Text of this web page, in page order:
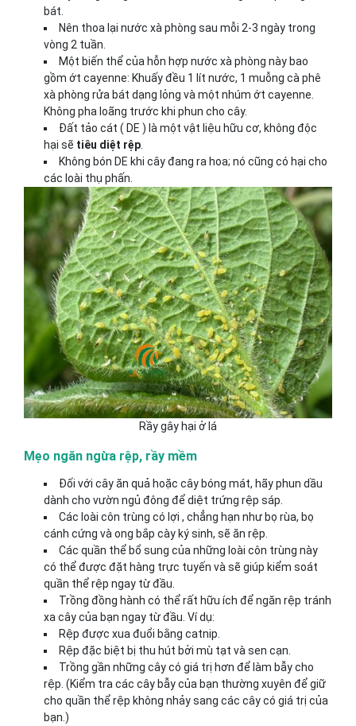
bát.
Nên thoa lại nước xà phòng sau mỗi 2-3 ngày trong
vòng 2 tuần.
Một biến thể của hỗn hợp nước xà phòng này bao
gồm ớt cayenne: Khuấy đều 1 lít nước, 1 muỗng cà phê
xà phòng rửa bát dạng lỏng và một nhúm ớt cayenne.
Không pha loãng trước khi phun cho cây.
Đất tảo cát ( DE ) là một vật liệu hữu cơ, không độc
hại sẽ tiêu diệt rệp
Không bón DE khi cây đang ra hoa; nó cũng có hại cho
các loài thụ phấn.
Rầy gây hại ở lá
Mẹo ngăn ngừa rệp, rầy mềm
Đối với cây ăn quả hoặc cây bóng mát, hãy phun dầu
dành cho vườn ngủ đông để diệt trứng rệp sáp.
Các loài côn trùng có lợi , chẳng hạn như bọ rùa, bọ
cánh cứng và ong bắp cày ký sinh, sẽ ăn rệp.
Các quần thể bổ sung của những loài côn trùng này
có thể được đặt hàng trực tuyến và sẽ giúp kiểm soát
quần thể rệp ngay từ đầu.
Trồng đồng hành có thể rất hữu ích để ngăn rệp tránh
xa cây của bạn ngay từ đầu. Ví dụ:
Rệp được xua đuổi bằng catnip.
Rệp đặc biệt bị thu hút bởi mù tạt và sen cạn.
Trồng gần những cây có giá trị hơn để làm bẫy cho
rệp. (Kiểm tra các cây bẫy của bạn thường xuyên để giữ
cho quần thể rệp không nhảy sang các cây có giá trị của
bạn.)